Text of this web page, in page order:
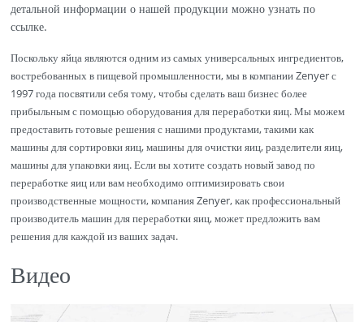
детальной информации о нашей продукции можно узнать по
ссылке.
Поскольку яйца являются одним из самых универсальных ингредиентов,
востребованных в пищевой промышленности, мы в компании Zenyer с
1997 года посвятили себя тому, чтобы сделать ваш бизнес более
прибыльным с помощью оборудования для переработки яиц. Мы можем
предоставить готовые решения с нашими продуктами, такими как
машины для сортировки яиц, машины для очистки яиц, разделители яиц,
машины для упаковки яиц. Если вы хотите создать новый завод по
переработке яиц или вам необходимо оптимизировать свои
производственные мощности, компания Zenyer, как профессиональный
производитель машин для переработки яиц, может предложить вам
решения для каждой из ваших задач.
Видео